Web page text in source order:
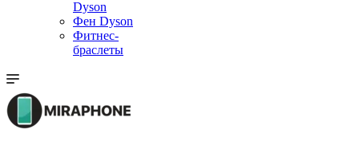
Dyson
Фен Dyson
Фитнес-
браслеты